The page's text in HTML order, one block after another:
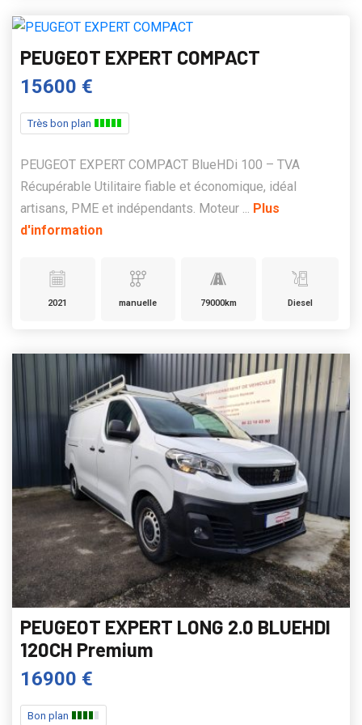
PEUGEOT EXPERT COMPACT
15600 €
Très bon plan
PEUGEOT EXPERT COMPACT BlueHDi 100 – TVA
Récupérable Utilitaire fiable et économique, idéal
artisans, PME et indépendants. Moteur ... Plus
d'information
2021 manuelle 79000km Diesel
PEUGEOT EXPERT LONG 2.0 BLUEHDI
120CH Premium
16900 €
Bon plan